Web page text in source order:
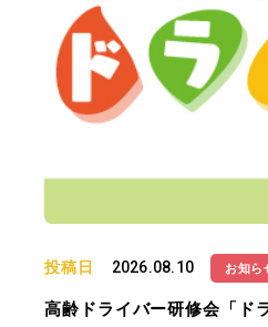
投稿日 2026.08.10 お知ら
高齢ドライバー研修会「ド